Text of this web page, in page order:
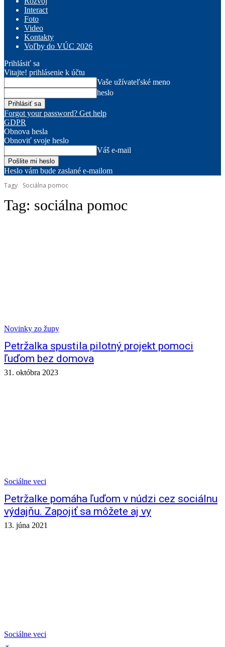
Interact
Foto
Video
Kontakty
Voľby do VÚC 2026
Prihlásiť sa
Vitajte! prihlásenie k účtu
Vaše užívateľské meno
heslo
Forgot your password? Get help
GDPR
Obnova hesla
Obnoviť svoje heslo
Váš e-mail
Heslo vám bude zaslané e-mailom
Tagy
Sociálna pomoc
Tag: sociálna pomoc
Novinky zo župy
Petržalka spustila pilotný projekt pomoci
ľuďom bez domova
31. októbra 2023
Sociálne veci
Petržalke pomáha ľuďom v núdzi cez sociálnu
výdajňu. Zapojiť sa môžete aj vy
13. júna 2021
Sociálne veci